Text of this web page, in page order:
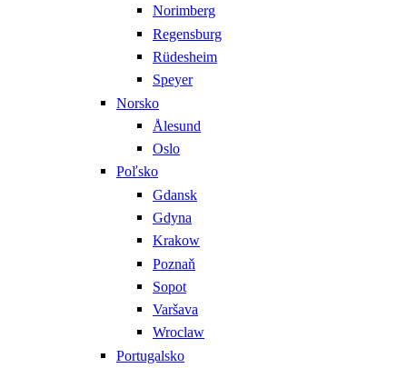
Norimberg
Regensburg
Rüdesheim
Speyer
Norsko
Ålesund
Oslo
Poľsko
Gdansk
Gdyna
Krakow
Poznaň
Sopot
Varšava
Wroclaw
Portugalsko